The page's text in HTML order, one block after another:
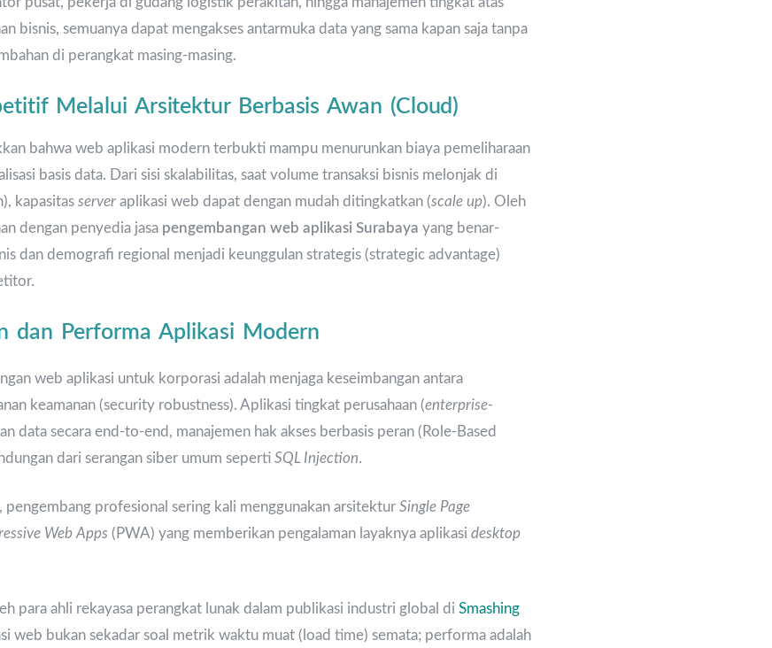
bisnis, semuanya dapat mengakses antarmuka data yang sama kapan saja tanpa
di perangkat masing-masing.
Melalui Arsitektur Berbasis Awan (Cloud)
bahwa web aplikasi modern terbukti mampu menurunkan biaya pemeliharaan
basis data. Dari sisi skalabilitas, saat volume transaksi bisnis melonjak di
kapasitas server aplikasi web dapat dengan mudah ditingkatkan (scale up). Oleh
dengan penyedia jasa pengembangan web aplikasi Surabaya yang benar-
dan demografi regional menjadi keunggulan strategis (strategic advantage)
dan Performa Aplikasi Modern
web aplikasi untuk korporasi adalah menjaga keseimbangan antara
keamanan (security robustness). Aplikasi tingkat perusahaan (enterprise-
data secara end-to-end, manajemen hak akses berbasis peran (Role-Based
dari serangan siber umum seperti SQL Injection.
pengembang profesional sering kali menggunakan arsitektur Single Page
Web Apps (PWA) yang memberikan pengalaman layaknya aplikasi desktop
para ahli rekayasa perangkat lunak dalam publikasi industri global di Smashing
web bukan sekadar soal metrik waktu muat (load time) semata; performa adalah